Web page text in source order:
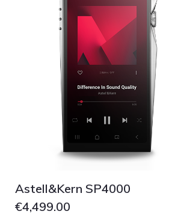
Astell&Kern SP4000
€4,499.00